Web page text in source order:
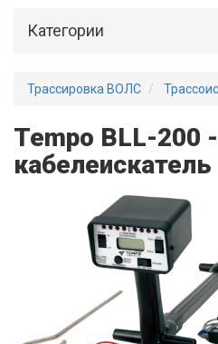
Категории
Трассировка ВОЛС
Tempo BLL-200
кабелеискатель